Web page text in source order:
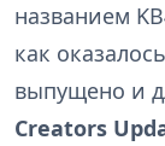
названием
как
выпущено и
Creators